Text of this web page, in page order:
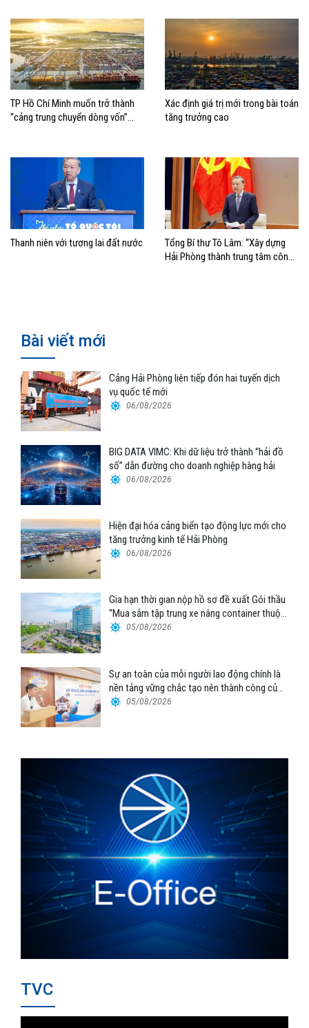
TP Hồ Chí Minh muốn trở thành
“cảng trung chuyển dòng vốn”
Xác định giá trị mới trong bài toán
tăng trưởng cao
Thanh niên với tương lai đất nước
Tổng Bí thư Tô Lâm: “Xây dựng
Hải Phòng thành trung tâm công
Bài viết mới
Cảng Hải Phòng liên tiếp đón hai tuyến dịch
vụ quốc tế mới
06/08/2026
BIG DATA VIMC: Khi dữ liệu trở thành “hải đồ
số” dẫn đường cho doanh nghiệp hàng hải
06/08/2026
Hiện đại hóa cảng biển tạo động lực mới cho
tăng trưởng kinh tế Hải Phòng
06/08/2026
Gia hạn thời gian nộp hồ sơ đề xuất Gói thầu
“Mua sắm tập trung xe nâng container thuộc
Tổng công ty Hàng hải Việt Nam – CTCP”
05/08/2026
Sự an toàn của mỗi người lao động chính là
nền tảng vững chắc tạo nên thành công của
Cảng Đà Nẵng
05/08/2026
TVC